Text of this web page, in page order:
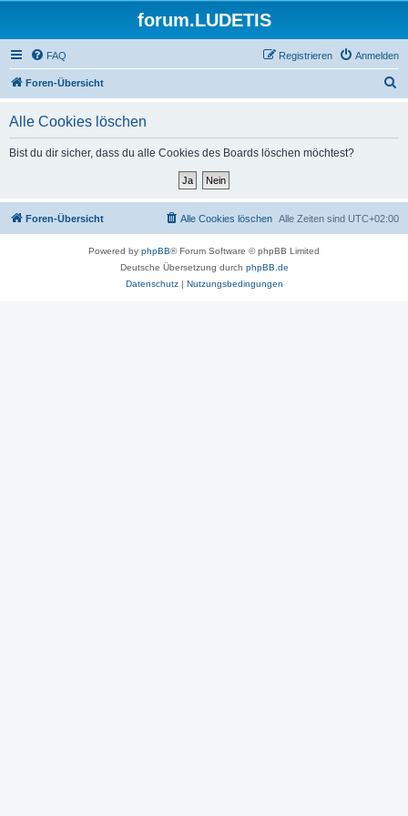
forum.LUDETIS
FAQ Anmelden
Registrieren
Foren-Übersicht
Alle Cookies löschen
Bist du dir sicher, dass du alle Cookies des Boards löschen möchtest?
Foren-Übersicht Alle Zeiten sind UTC+02:00
Alle Cookies löschen
Powered by phpBB® Forum Software © phpBB Limited
Deutsche Übersetzung durch phpBB.de
Datenschutz| Nutzungsbedingungen